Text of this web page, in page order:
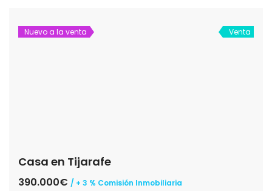
Nuevo a la venta Venta
Casa en Tijarafe
390.000€ / + 3 % Comisión Inmobiliaria